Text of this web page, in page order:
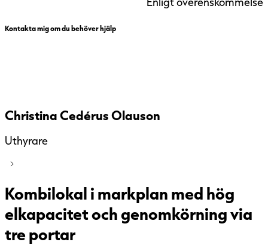
Kontakta mig om du behöver hjälp
Christina Cedérus Olauson
Uthyrare
Kombilokal i markplan med hög
elkapacitet och genomkörning via
tre portar